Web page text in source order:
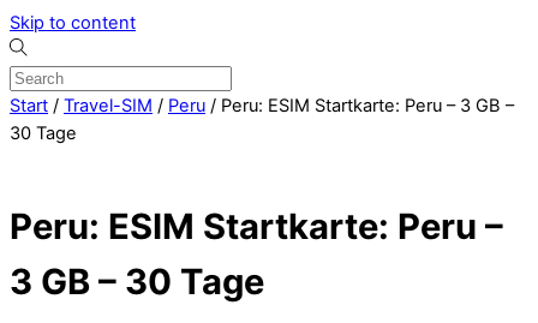
Skip to content
Start / Travel-SIM / Peru / Peru: ESIM Startkarte: Peru – 3 GB –
30 Tage
Peru: ESIM Startkarte: Peru –
3 GB – 30 Tage